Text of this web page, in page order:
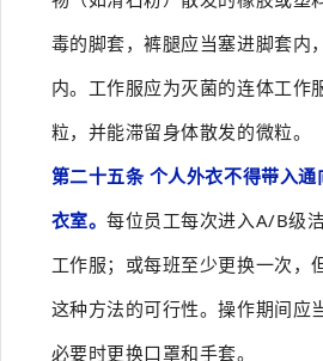
毒的脚套，裤腿应当塞进脚套内
内。工作服应为灭菌的连体工作
粒，并能滞留身体散发的微粒。
第二十五条 个人外衣不得带入
衣室。每位员工每次进入A/B级
工作服；或每班至少更换一次，
这种方法的可行性。操作期间应
必要时更换口罩和手套。